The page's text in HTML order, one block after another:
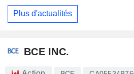
Plus d'actualités
BCE INC.